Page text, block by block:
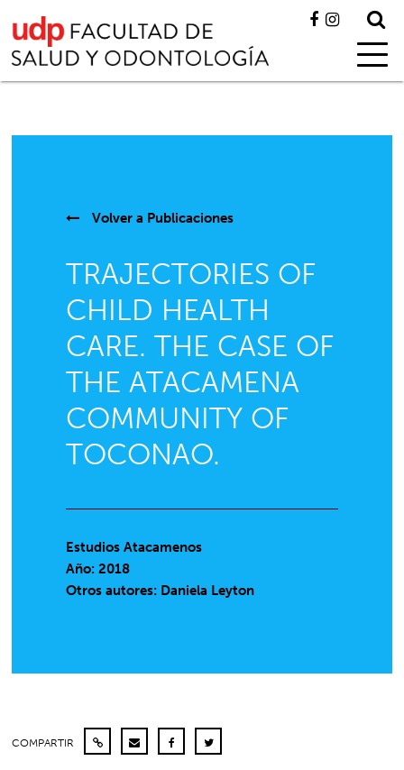
Volver a Publicaciones
TRAJECTORIES OF
CHILD HEALTH
CARE. THE CASE OF
THE ATACAMENA
COMMUNITY OF
TOCONAO.
Estudios Atacamenos
Año: 2018
Otros autores: Daniela Leyton
COMPARTIR